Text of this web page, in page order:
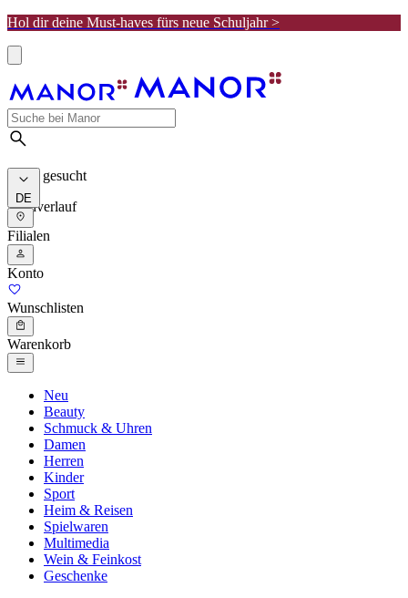
Hol dir deine Must-haves fürs neue Schuljahr >
Meist gesucht
Suchverlauf
DE
Filialen
Konto
Wunschlisten
Warenkorb
Neu
Beauty
Schmuck & Uhren
Damen
Herren
Kinder
Sport
Heim & Reisen
Spielwaren
Multimedia
Wein & Feinkost
Geschenke